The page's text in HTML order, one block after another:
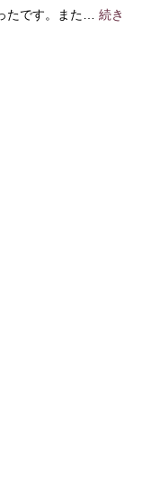
たです。また… 続き